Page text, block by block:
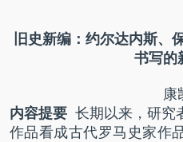
旧史新编：约尔达内斯、
书写的
康
内容提要 长期以来，研究
作品看成古代罗马史家作